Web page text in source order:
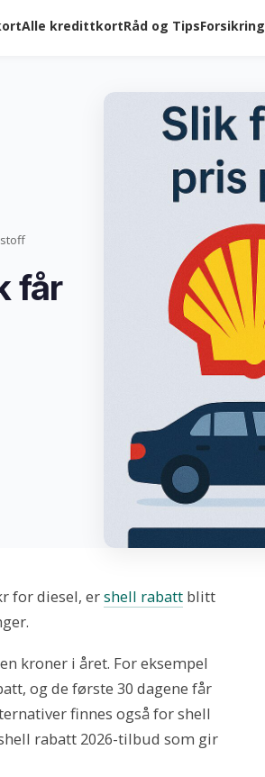
Alle kredittkortRåd og TipsForsikring
får
for diesel, ershell rabatt blitt
kroner i året. For eksempel
og de første 30 dagene får
finnes også for shell
rabatt 2026-tilbud som gir